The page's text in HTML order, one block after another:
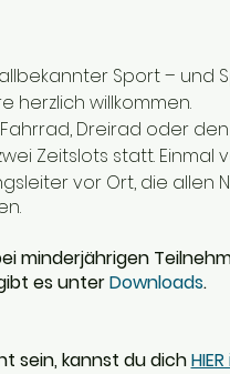
Sport – und
herzlich willkommen.
Dreirad oder
Zeitslots statt. Einmal
vor Ort, die allen
minderjährigen
es unterDownloads.
sein, kannst du dich